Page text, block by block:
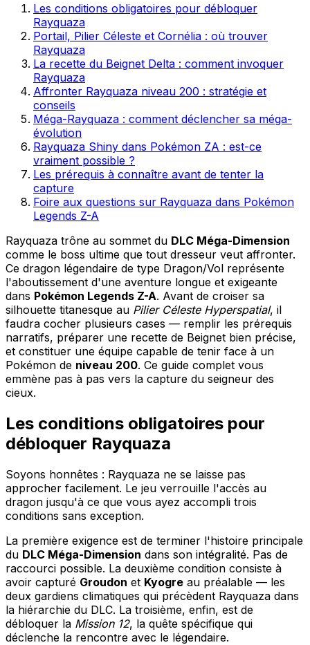
Les conditions obligatoires pour débloquer
Rayquaza
Portail, Pilier Céleste et Cornélia : où trouver
Rayquaza
La recette du Beignet Delta : comment invoquer
Rayquaza
Affronter Rayquaza niveau 200 : stratégie et
conseils
Méga-Rayquaza : comment déclencher sa méga-
évolution
Rayquaza Shiny dans Pokémon ZA : est-ce
vraiment possible ?
Les prérequis à connaître avant de tenter la
capture
Foire aux questions sur Rayquaza dans Pokémon
Legends Z-A
Rayquaza trône au sommet du DLC Méga-Dimension
comme le boss ultime que tout dresseur veut affronter.
Ce dragon légendaire de type Dragon/Vol représente
l'aboutissement d'une aventure longue et exigeante
dans Pokémon Legends Z-A. Avant de croiser sa
silhouette titanesque au Pilier Céleste Hyperspatial, il
faudra cocher plusieurs cases — remplir les prérequis
narratifs, préparer une recette de Beignet bien précise,
et constituer une équipe capable de tenir face à un
Pokémon de niveau 200. Ce guide complet vous
emmène pas à pas vers la capture du seigneur des
cieux.
Les conditions obligatoires pour
débloquer Rayquaza
Soyons honnêtes : Rayquaza ne se laisse pas
approcher facilement. Le jeu verrouille l'accès au
dragon jusqu'à ce que vous ayez accompli trois
conditions sans exception.
La première exigence est de terminer l'histoire principale
du DLC Méga-Dimension dans son intégralité. Pas de
raccourci possible. La deuxième condition consiste à
avoir capturé Groudon et Kyogre au préalable — les
deux gardiens climatiques qui précèdent Rayquaza dans
la hiérarchie du DLC. La troisième, enfin, est de
débloquer la Mission 12, la quête spécifique qui
déclenche la rencontre avec le légendaire.